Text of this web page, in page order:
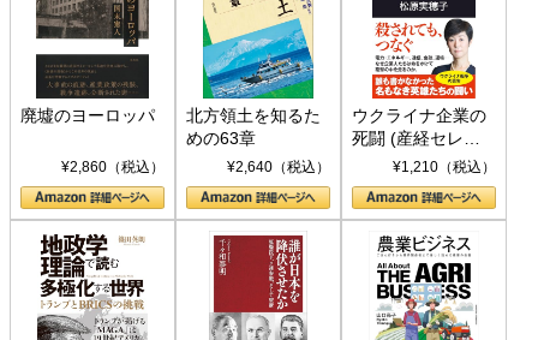
廃墟のヨーロッパ
¥2,860（税込）
北方領土を知るた
めの63章
¥2,640（税込）
ウクライナ企業の
死闘 (産経セレク
ト S 039)¥1,210（税込）